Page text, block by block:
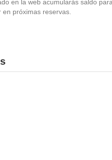
en la web acumularás saldo
en próximas reservas.